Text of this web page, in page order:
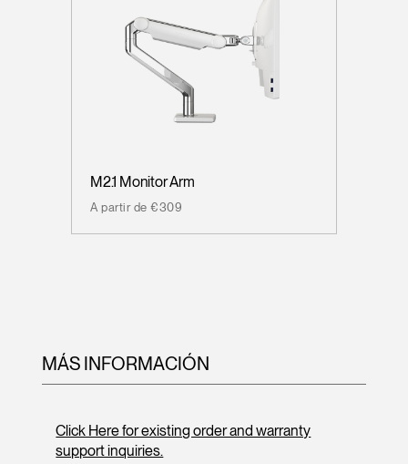
M2.1 Monitor Arm
A partir de €309
MÁS INFORMACIÓN
Click Here for existing order and warranty
support inquiries.